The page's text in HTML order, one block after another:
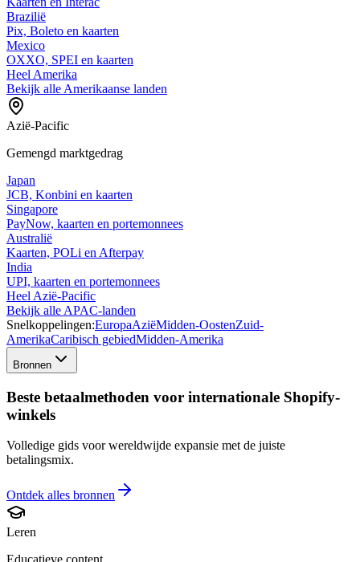
Brazilië
Pix, Boleto en kaarten
Mexico
OXXO, SPEI en kaarten
Heel Amerika
Bekijk alle Amerikaanse landen
Azië-Pacific
Gemengd marktgedrag
Japan
JCB, Konbini en kaarten
Singapore
PayNow, kaarten en portemonnees
Australië
Kaarten, POLi en Afterpay
India
UPI, kaarten en portemonnees
Heel Azië-Pacific
Bekijk alle APAC-landen
Snelkoppelingen:EuropaAziëMidden-OostenZuid-
AmerikaCaribisch gebiedMidden-Amerika
Bronnen
Beste betaalmethoden voor internationale Shopify-
winkels
Volledige gids voor wereldwijde expansie met de juiste
betalingsmix.
Ontdek alles bronnen
Leren